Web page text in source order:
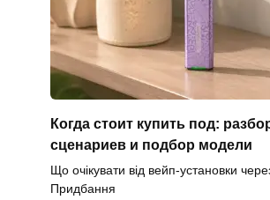
Когда стоит купить под:
сценариев и подбор модели
Що очікувати від вейп-установки
Придбання